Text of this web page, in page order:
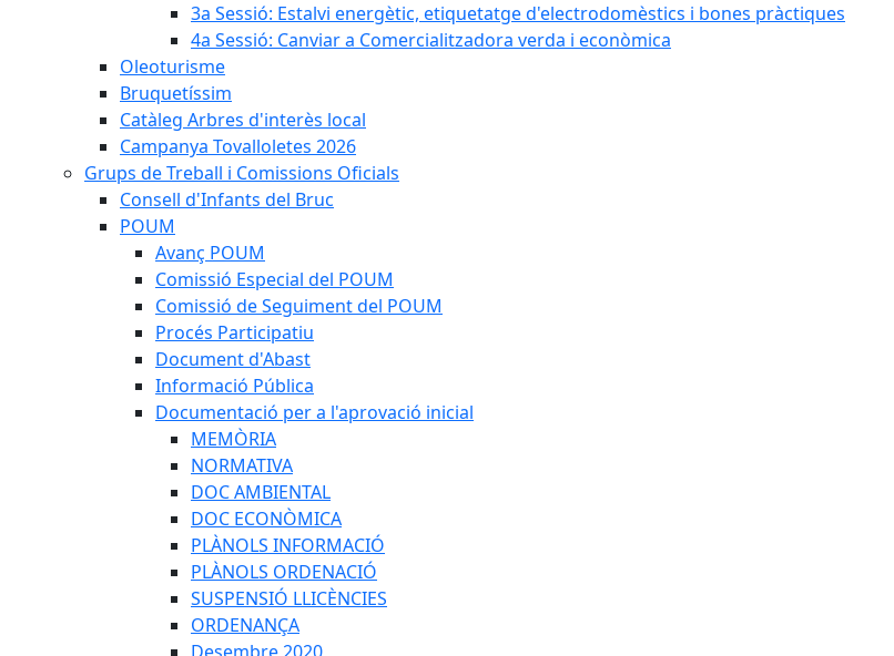
3a Sessió: Estalvi energètic, etiquetatge d'electrodomèstics i bones pràctiques
4a Sessió: Canviar a Comercialitzadora verda i econòmica
Oleoturisme
Bruquetíssim
Catàleg Arbres d'interès local
Campanya Tovalloletes 2026
Grups de Treball i Comissions Oficials
Consell d'Infants del Bruc
POUM
Avanç POUM
Comissió Especial del POUM
Comissió de Seguiment del POUM
Procés Participatiu
Document d'Abast
Informació Pública
Documentació per a l'aprovació inicial
MEMÒRIA
NORMATIVA
DOC AMBIENTAL
DOC ECONÒMICA
PLÀNOLS INFORMACIÓ
PLÀNOLS ORDENACIÓ
SUSPENSIÓ LLICÈNCIES
ORDENANÇA